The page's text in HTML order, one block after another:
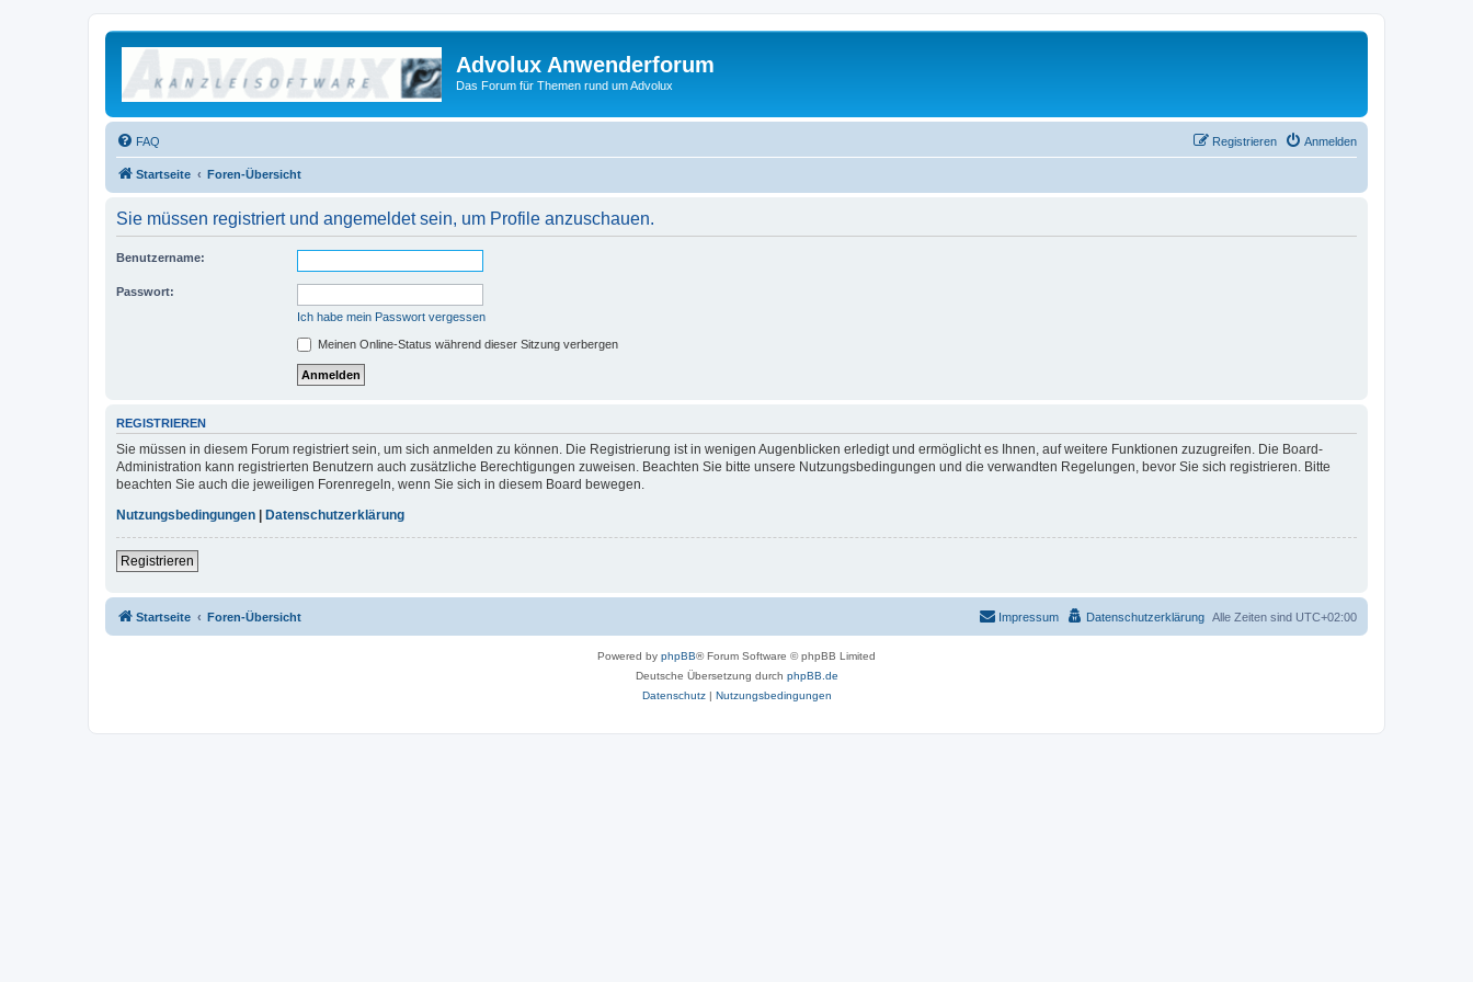
Advolux Anwenderforum
Das Forum für Themen rund um Advolux
FAQ Anmelden
Registrieren
Startseite Foren-Übersicht
Sie müssen registriert und angemeldet sein, um Profile anzuschauen.
Benutzername:
Passwort:
Ich habe mein Passwort vergessen
Meinen Online-Status während dieser Sitzung verbergen
REGISTRIEREN
Sie müssen in diesem Forum registriert sein, um sich anmelden zu können. Die Registrierung ist in wenigen Augenblicken erledigt und ermöglicht es Ihnen, auf weitere Funktionen zuzugreifen. Die Board-
Administration kann registrierten Benutzern auch zusätzliche Berechtigungen zuweisen. Beachten Sie bitte unsere Nutzungsbedingungen und die verwandten Regelungen, bevor Sie sich registrieren. Bitte
beachten Sie auch die jeweiligen Forenregeln, wenn Sie sich in diesem Board bewegen.
Nutzungsbedingungen | Datenschutzerklärung
Registrieren
Startseite Foren-Übersicht Alle Zeiten sind UTC+02:00
Datenschutzerklärung
Impressum
Powered by phpBB® Forum Software © phpBB Limited
Deutsche Übersetzung durch phpBB.de
Datenschutz| Nutzungsbedingungen